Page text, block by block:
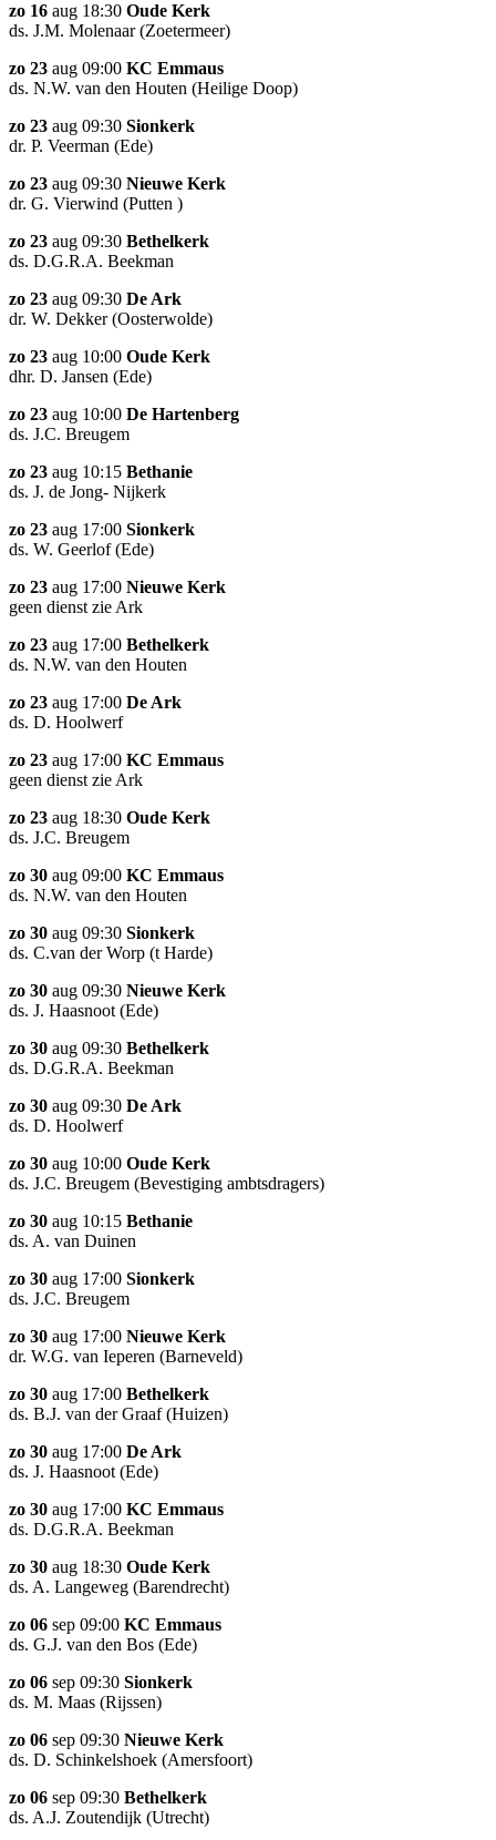
zo 16 aug 18:30 Oude Kerk
ds. J.M. Molenaar (Zoetermeer)
zo 23 aug 09:00 KC Emmaus
ds. N.W. van den Houten (Heilige Doop)
zo 23 aug 09:30 Sionkerk
dr. P. Veerman (Ede)
zo 23 aug 09:30 Nieuwe Kerk
dr. G. Vierwind (Putten )
zo 23 aug 09:30 Bethelkerk
ds. D.G.R.A. Beekman
zo 23 aug 09:30 De Ark
dr. W. Dekker (Oosterwolde)
zo 23 aug 10:00 Oude Kerk
dhr. D. Jansen (Ede)
zo 23 aug 10:00 De Hartenberg
ds. J.C. Breugem
zo 23 aug 10:15 Bethanie
ds. J. de Jong- Nijkerk
zo 23 aug 17:00 Sionkerk
ds. W. Geerlof (Ede)
zo 23 aug 17:00 Nieuwe Kerk
geen dienst zie Ark
zo 23 aug 17:00 Bethelkerk
ds. N.W. van den Houten
zo 23 aug 17:00 De Ark
ds. D. Hoolwerf
zo 23 aug 17:00 KC Emmaus
geen dienst zie Ark
zo 23 aug 18:30 Oude Kerk
ds. J.C. Breugem
zo 30 aug 09:00 KC Emmaus
ds. N.W. van den Houten
zo 30 aug 09:30 Sionkerk
ds. C.van der Worp (t Harde)
zo 30 aug 09:30 Nieuwe Kerk
ds. J. Haasnoot (Ede)
zo 30 aug 09:30 Bethelkerk
ds. D.G.R.A. Beekman
zo 30 aug 09:30 De Ark
ds. D. Hoolwerf
zo 30 aug 10:00 Oude Kerk
ds. J.C. Breugem (Bevestiging ambtsdragers)
zo 30 aug 10:15 Bethanie
ds. A. van Duinen
zo 30 aug 17:00 Sionkerk
ds. J.C. Breugem
zo 30 aug 17:00 Nieuwe Kerk
dr. W.G. van Ieperen (Barneveld)
zo 30 aug 17:00 Bethelkerk
ds. B.J. van der Graaf (Huizen)
zo 30 aug 17:00 De Ark
ds. J. Haasnoot (Ede)
zo 30 aug 17:00 KC Emmaus
ds. D.G.R.A. Beekman
zo 30 aug 18:30 Oude Kerk
ds. A. Langeweg (Barendrecht)
zo 06 sep 09:00 KC Emmaus
ds. G.J. van den Bos (Ede)
zo 06 sep 09:30 Sionkerk
ds. M. Maas (Rijssen)
zo 06 sep 09:30 Nieuwe Kerk
ds. D. Schinkelshoek (Amersfoort)
zo 06 sep 09:30 Bethelkerk
ds. A.J. Zoutendijk (Utrecht)